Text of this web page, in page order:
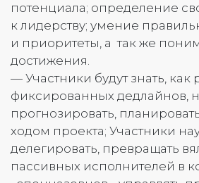
потенциала; определение
к лидерству; умение
и приоритеты, а так же
достижения.
— Участники будут знать, как
фиксированных дедлайнов,
прогнозировать,
ходом проекта; Участники
делегировать, превращать
пассивных исполнителей в